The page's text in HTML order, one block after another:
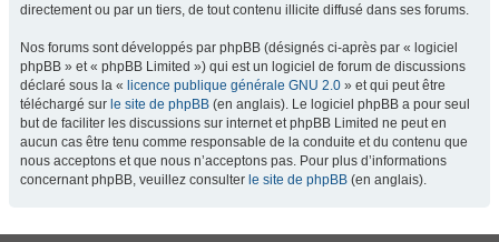
directement ou par un tiers, de tout contenu illicite diffusé dans ses forums.
Nos forums sont développés par phpBB (désignés ci-après par « logiciel
phpBB » et « phpBB Limited ») qui est un logiciel de forum de discussions
déclaré sous la « licence publique générale GNU 2.0 » et qui peut être
téléchargé sur le site de phpBB (en anglais). Le logiciel phpBB a pour seul
but de faciliter les discussions sur internet et phpBB Limited ne peut en
aucun cas être tenu comme responsable de la conduite et du contenu que
nous acceptons et que nous n’acceptons pas. Pour plus d’informations
concernant phpBB, veuillez consulter le site de phpBB (en anglais).